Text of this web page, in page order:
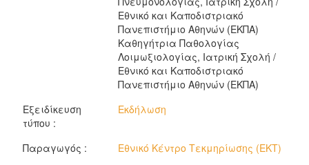
Εθνικό και Καποδιστριακό
Πανεπιστήμιο Αθηνών (ΕΚΠΑ)
Καθηγήτρια Παθολογίας
Λοιμωξιολογίας, Ιατρική Σχολή /
Εθνικό και Καποδιστριακό
Πανεπιστήμιο Αθηνών (ΕΚΠΑ)
Εξειδίκευση
τύπου :
Εκδήλωση
Παραγωγός :
Εθνικό Κέντρο Τεκμηρίωσης (ΕΚΤ)